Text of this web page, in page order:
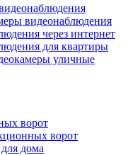
видеонаблюдения
через интернет
для квартиры
уличные
ворот
ворот
дома